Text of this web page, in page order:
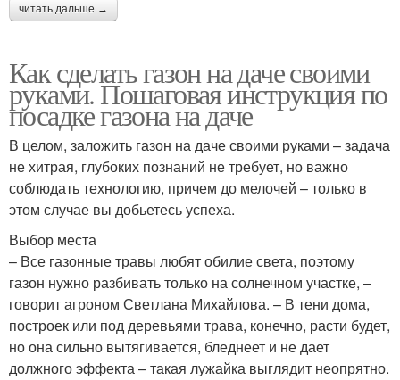
читать дальше →
Как сделать газон на даче своими
руками. Пошаговая инструкция по
посадке газона на даче
В целом, заложить газон на даче своими руками – задача
не хитрая, глубоких познаний не требует, но важно
соблюдать технологию, причем до мелочей – только в
этом случае вы добьетесь успеха.
Выбор места
– Все газонные травы любят обилие света, поэтому
газон нужно разбивать только на солнечном участке, –
говорит агроном Светлана Михайлова. – В тени дома,
построек или под деревьями трава, конечно, расти будет,
но она сильно вытягивается, бледнеет и не дает
должного эффекта – такая лужайка выглядит неопрятно.